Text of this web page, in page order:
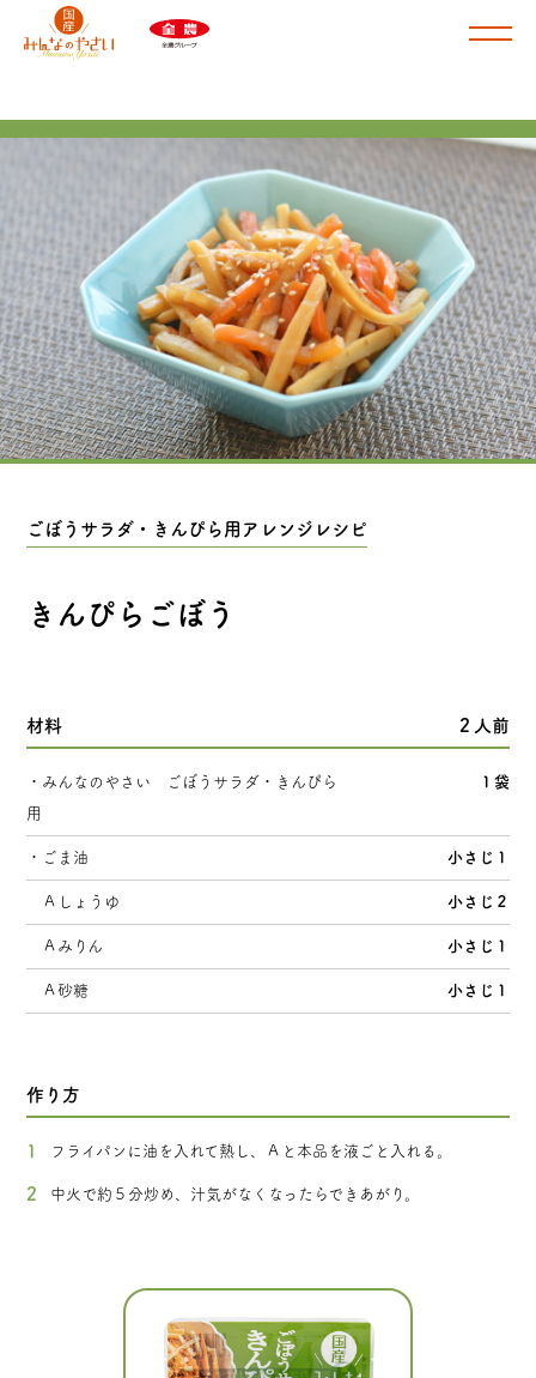
肉じゃが・カレー用
根菜スープ・筑前煮用
けんちん汁・豚汁用
ドライカレー・ミネストローネ用
さといも
皮付きじゃがいも
ごぼうサラダ・きんぴら用
ささがきごぼう
みんなのやさいについて
素材へのこだわり
みんなのやさいができるまで
SNS
ごぼうサラダ・きんぴら用アレンジレシピ
きんぴらごぼう
材料 ２人前
・みんなのやさい ごぼうサラダ・きんぴら
用
１袋
・ごま油 小さじ１
Ａしょうゆ 小さじ２
Ａみりん 小さじ１
Ａ砂糖 小さじ１
作り方
フライパンに油を入れて熱し、Ａと本品を液ごと入れる。
中火で約５分炒め、汁気がなくなったらできあがり。